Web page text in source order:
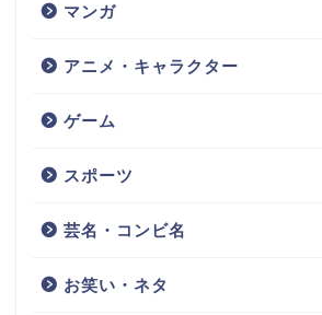
マンガ
アニメ・キャラクター
ゲーム
スポーツ
芸名・コンビ名
お笑い・ネタ